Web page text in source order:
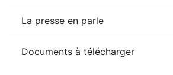
La presse en parle
Documents à télécharger